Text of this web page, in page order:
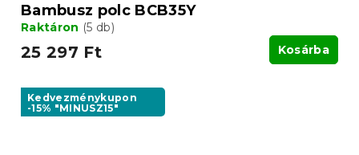
Bambusz polc BCB35Y
Raktáron (5 db)
25 297 Ft Kosárba
Kedvezménykupon
-15% "MINUSZ15"